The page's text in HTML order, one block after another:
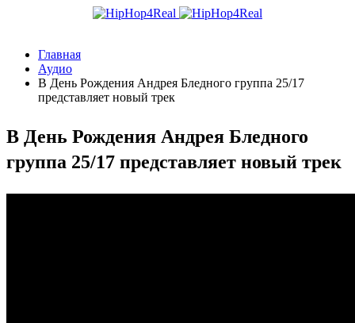
Главная
Аудио
В День Рождения Андрея Бледного группа 25/17
представляет новый трек
В День Рождения Андрея Бледного
группа 25/17 представляет новый трек